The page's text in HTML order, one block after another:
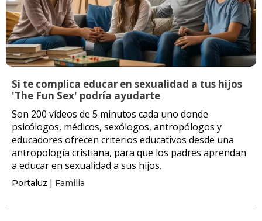
Si te complica educar en sexualidad a tus hijos
'The Fun Sex' podría ayudarte
Son 200 vídeos de 5 minutos cada uno donde
psicólogos, médicos, sexólogos, antropólogos y
educadores ofrecen criterios educativos desde una
antropología cristiana, para que los padres aprendan
a educar en sexualidad a sus hijos.
Portaluz | Familia